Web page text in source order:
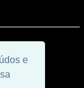
e
J06120 |